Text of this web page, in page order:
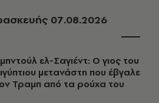
07.08.2026
ελ-Σαγιέντ: Ο γιος του
μετανάστη που έβγαλε
Τραμπ από τα ρούχα του